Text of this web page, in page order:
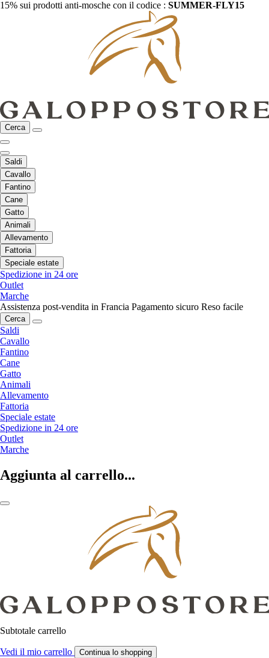
15% sui prodotti anti-mosche con il codice : SUMMER-FLY15
Cerca
Saldi
Cavallo
Fantino
Cane
Gatto
Animali
Allevamento
Fattoria
Speciale estate
Spedizione in 24 ore
Outlet
Marche
Assistenza post-vendita in Francia Pagamento sicuro Reso facile
Cerca
Saldi
Cavallo
Fantino
Cane
Gatto
Animali
Allevamento
Fattoria
Speciale estate
Spedizione in 24 ore
Outlet
Marche
Aggiunta al carrello...
Subtotale carrello
Vedi il mio carrello Continua lo shopping